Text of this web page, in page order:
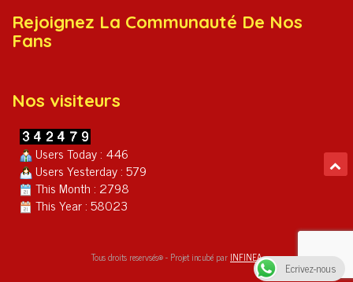
Rejoignez La Communauté De Nos
Fans
Nos visiteurs
Users Today : 446
Users Yesterday : 579
This Month : 2798
This Year : 58023
Tous droits reservsés® - Projet incubé par INFINEA
Ecrivez-nous